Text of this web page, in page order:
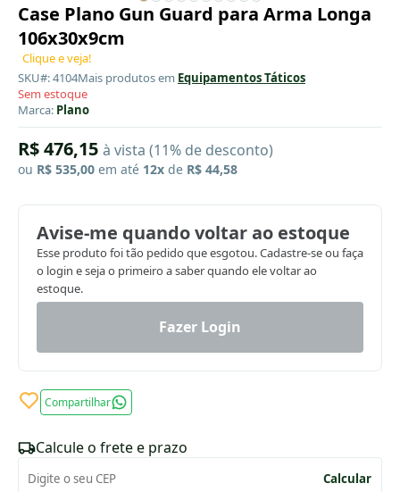
Case Plano Gun Guard para Arma Longa
106x30x9cm
Clique e veja!
SKU#: 4104Mais produtos em Equipamentos Táticos
Sem estoque
Marca: Plano
R$ 476,15 à vista (11% de desconto)
ou R$ 535,00 em até 12x de R$ 44,58
Avise-me quando voltar ao estoque
Esse produto foi tão pedido que esgotou. Cadastre-se ou faça
o login e seja o primeiro a saber quando ele voltar ao
estoque.
Fazer Login
Compartilhar
Calcule o frete e prazo
Calcular